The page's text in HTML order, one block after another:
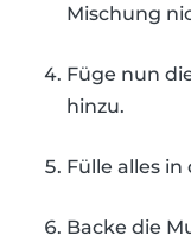
Mischung
Füge nun
hinzu.
Fülle alles
Backe die